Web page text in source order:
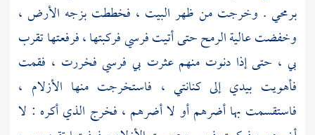
برمحي . وخرجت من ظهر البيت ، فخططت بزجه الأرض ،
وخفضت عالية الرمح حتى أتيت فرسي فركبتها ، فرفعتها تقرب
بي ، حتى إذا دنوت منهم عثرت بي فرسي فخررت ، فقمت
فأهويت بيدي إلى كنانتي ، فاستخرجت منها الأزلام ،
فاستقسمت بها أضرهم أو لا أضرهم ، فخرج الذي أكره : لا